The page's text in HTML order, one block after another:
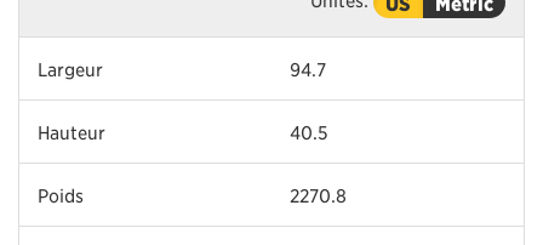
Largeur 94.7
Hauteur 40.5
Poids 2270.8